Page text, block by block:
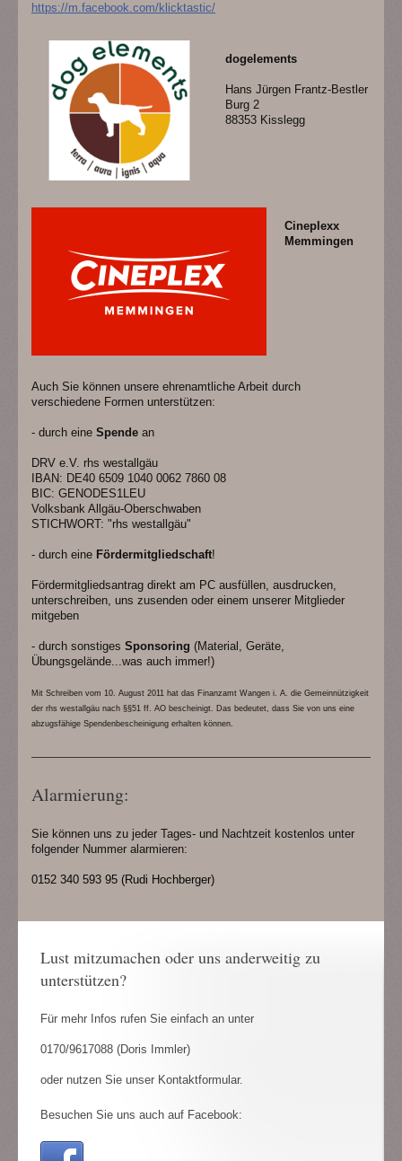
https://m.facebook.com/klicktastic/
dogelements
Hans Jürgen Frantz-Bestler
Burg 2
88353 Kisslegg
Cineplexx
Memmingen
Auch Sie können unsere ehrenamtliche Arbeit durch
verschiedene Formen unterstützen:
- durch eine Spende an
DRV e.V. rhs westallgäu
IBAN: DE40 6509 1040 0062 7860 08
BIC: GENODES1LEU
Volksbank Allgäu-Oberschwaben
STICHWORT: "rhs westallgäu"
- durch eine Fördermitgliedschaft!
Fördermitgliedsantrag direkt am PC ausfüllen, ausdrucken,
unterschreiben, uns zusenden oder einem unserer Mitglieder
mitgeben
- durch sonstiges Sponsoring (Material, Geräte,
Übungsgelände...was auch immer!)
Mit Schreiben vom 10. August 2011 hat das Finanzamt Wangen i. A. die Gemeinnützigkeit
der rhs westallgäu nach §§51 ff. AO bescheinigt. Das bedeutet, dass Sie von uns eine
abzugsfähige Spendenbescheinigung erhalten können.
Alarmierung:
Sie können uns zu jeder Tages- und Nachtzeit kostenlos unter
folgender Nummer alarmieren:
0152 340 593 95 (Rudi Hochberger)
Lust mitzumachen oder uns anderweitig zu
unterstützen?
Für mehr Infos rufen Sie einfach an unter
0170/9617088 (Doris Immler)
oder nutzen Sie unser Kontaktformular.
Besuchen Sie uns auch auf Facebook: